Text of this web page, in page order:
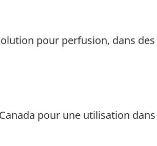
pour perfusion, dans
pour une utilisation